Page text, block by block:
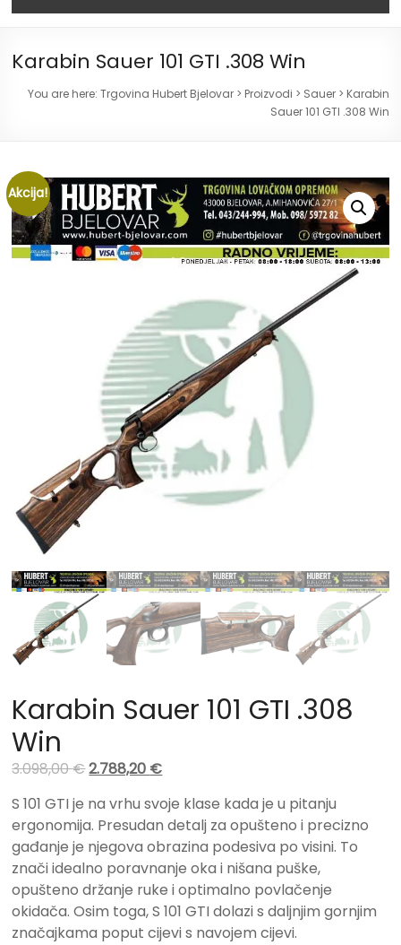
Karabin Sauer 101 GTI .308 Win
You are here: Trgovina Hubert Bjelovar> Proizvodi > Sauer> Karabin
Sauer 101 GTI .308 Win
Akcija!
Karabin Sauer 101 GTI .308
Win
3.098,00€2.788,20 €
S 101 GTI je na vrhu svoje klase kada je u pitanju
ergonomija. Presudan detalj za opušteno i precizno
gađanje je njegova obrazina podesiva po visini. To
znači idealno poravnanje oka i nišana puške,
opušteno držanje ruke i optimalno povlačenje
okidača. Osim toga, S 101 GTI dolazi s daljnjim gornjim
značajkama poput cijevi s navojem cijevi.